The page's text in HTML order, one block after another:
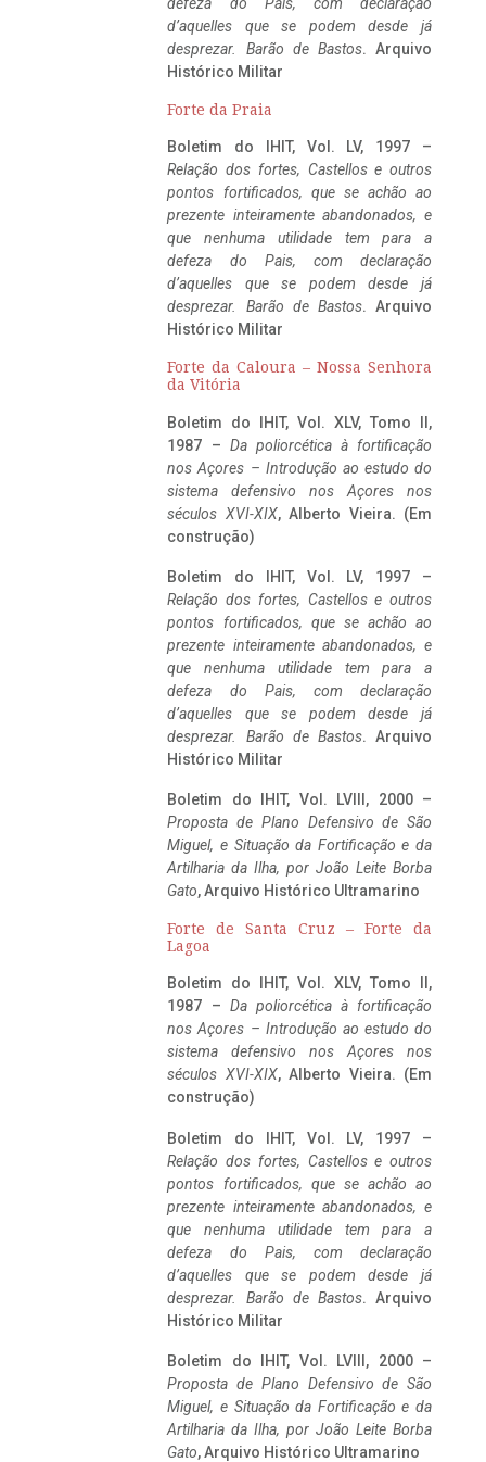
d’aquelles que se podem desde já
desprezar. Barão de Bastos. Arquivo
Histórico Militar
Forte da Praia
Boletim do IHIT, Vol. LV, 1997 –
Relação dos fortes, Castellos e outros
pontos fortificados, que se achão ao
prezente inteiramente abandonados, e
que nenhuma utilidade tem para a
defeza do Pais, com declaração
d’aquelles que se podem desde já
desprezar. Barão de Bastos. Arquivo
Histórico Militar
Forte da Caloura – Nossa Senhora
da Vitória
Boletim do IHIT, Vol. XLV, Tomo II,
1987 – Da poliorcética à fortificação
nos Açores – Introdução ao estudo do
sistema defensivo nos Açores nos
séculos XVI-XIX, Alberto Vieira. (Em
construção)
Boletim do IHIT, Vol. LV, 1997 –
Relação dos fortes, Castellos e outros
pontos fortificados, que se achão ao
prezente inteiramente abandonados, e
que nenhuma utilidade tem para a
defeza do Pais, com declaração
d’aquelles que se podem desde já
desprezar. Barão de Bastos. Arquivo
Histórico Militar
Boletim do IHIT, Vol. LVIII, 2000 –
Proposta de Plano Defensivo de São
Miguel, e Situação da Fortificação e da
Artilharia da Ilha, por João Leite Borba
Gato, Arquivo Histórico Ultramarino
Forte de Santa Cruz – Forte da
Lagoa
Boletim do IHIT, Vol. XLV, Tomo II,
1987 – Da poliorcética à fortificação
nos Açores – Introdução ao estudo do
sistema defensivo nos Açores nos
séculos XVI-XIX, Alberto Vieira. (Em
construção)
Boletim do IHIT, Vol. LV, 1997 –
Relação dos fortes, Castellos e outros
pontos fortificados, que se achão ao
prezente inteiramente abandonados, e
que nenhuma utilidade tem para a
defeza do Pais, com declaração
d’aquelles que se podem desde já
desprezar. Barão de Bastos. Arquivo
Histórico Militar
Boletim do IHIT, Vol. LVIII, 2000 –
Proposta de Plano Defensivo de São
Miguel, e Situação da Fortificação e da
Artilharia da Ilha, por João Leite Borba
Gato, Arquivo Histórico Ultramarino